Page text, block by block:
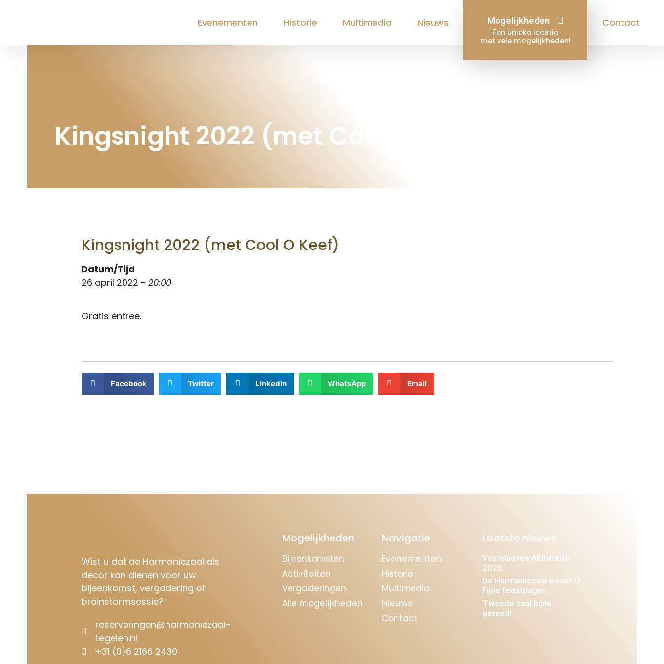
Evenementen Historie Multimedia Nieuws Mogelijkheden
Een unieke locatie
met vele mogelijkheden!
Contact
Kingsnight 2022 (met Cool O Keef)
Kingsnight 2022 (met Cool O Keef)
Datum/Tijd
26 april 2022 - 20:00
Gratis entree.
Facebook Twitter LinkedIn WhatsApp Email
Wist u dat de Harmoniezaal als
decor kan dienen voor uw
bijeenkomst, vergadering of
brainstormsessie?
reserveringen@harmoniezaal-
tegelen.nl
+31 (0)6 2166 2430
Mogelijkheden
Bijeenkomsten
Activiteiten
Vergaderingen
Alle mogelijkheden
Navigatie
Evenementen
Historie
Multimedia
Nieuws
Contact
Laatste nieuws
Vastelaoves Aktiviteite
2026
De Harmoniezaal wenst U
Fijne feestdagen
Tweede zaal bijna
gereed!